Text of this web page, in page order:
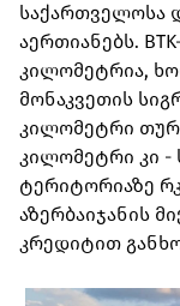
საქართველოსა
აერთიანებს.
კილომეტრია,
მონაკვეთის
კილომეტრი
კილომეტრი კი
ტერიტორიაზე
აზერბაიჯანის
კრედიტით